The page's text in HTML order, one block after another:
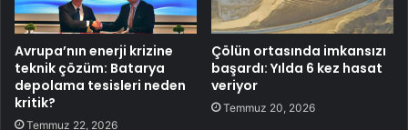
Avrupa’nın enerji krizine
teknik çözüm: Batarya
depolama tesisleri neden
kritik?
Temmuz 22, 2026
Çölün ortasında imkansızı
başardı: Yılda 6 kez hasat
veriyor
Temmuz 20, 2026